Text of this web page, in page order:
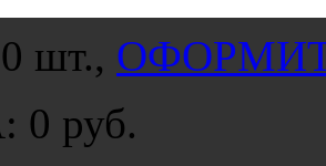
0 шт.,
0 руб.